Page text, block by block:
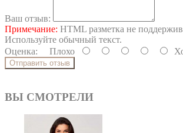
Ваш отзыв:
Примечание: HTML разметка не
Используйте обычный текст.
Оценка: Плохо
Отправить отзыв
ВЫ СМОТРЕЛИ